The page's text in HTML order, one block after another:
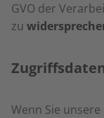
GVO der
zu
Wenn Sie